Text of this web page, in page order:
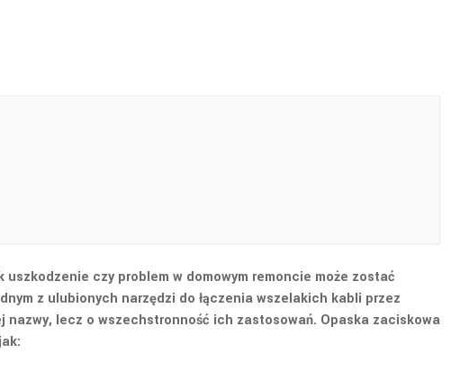
czy problem w domowym remoncie może zostać
z ulubionych narzędzi do łączenia wszelakich kabli przez
lecz o wszechstronność ich zastosowań. Opaska zaciskowa